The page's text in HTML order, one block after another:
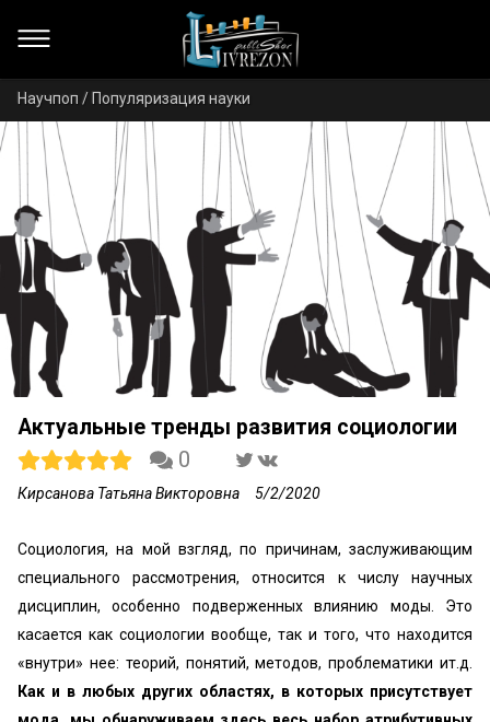
Научпоп / Популяризация науки
Актуальные тренды развития социологии
0
Кирсанова Татьяна Викторовна 5/2/2020
Социология, на мой взгляд, по причинам, заслуживающим
специального рассмотрения, относится к числу научных
дисциплин, особенно подверженных влиянию моды. Это
касается как социологии вообще, так и того, что находится
«внутри» нее: теорий, понятий, методов, проблематики ит.д.
Как и в любых других областях, в которых присутствует